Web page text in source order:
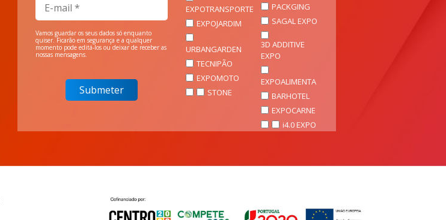
Vamos guardar os seus dados só enquanto
quiser. Ficarão em segurança e a qualquer
momento pode editá-los ou deixar de receber as
nossas mensagens.
EXPOTRANSPORTE
EXPOJARDIM
URBANGARDEN
TECNIPÃO
EXPOMOTO
STONE
PACKGING
SAGAL EXPO
3D ADDITIVE
EXPO
EXPOALIMENTA
BARHOTEL
EXPOCARNE
i4.0 EXPO